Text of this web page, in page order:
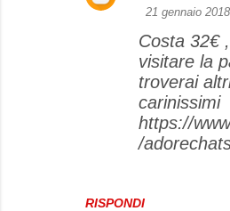
RISPONDI
21 gennaio
Costa 32€
visitare la
troverai
carinissimi
https://
/